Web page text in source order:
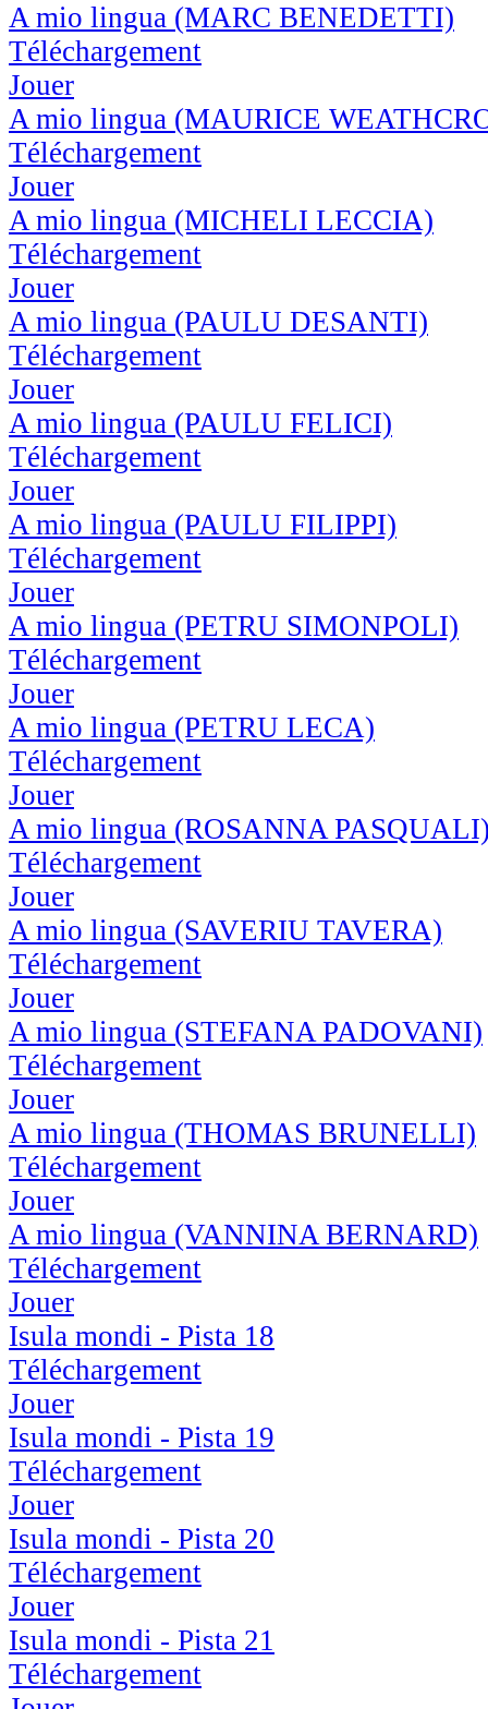
A mio lingua (MARC BENEDETTI)
Téléchargement
Jouer
A mio lingua (MAURICE
Téléchargement
Jouer
A mio lingua (MICHELI LECCIA)
Téléchargement
Jouer
A mio lingua (PAULU DESANTI)
Téléchargement
Jouer
A mio lingua (PAULU FELICI)
Téléchargement
Jouer
A mio lingua (PAULU FILIPPI)
Téléchargement
Jouer
A mio lingua (PETRU SIMONPOLI)
Téléchargement
Jouer
A mio lingua (PETRU LECA)
Téléchargement
Jouer
A mio lingua (ROSANNA
Téléchargement
Jouer
A mio lingua (SAVERIU TAVERA)
Téléchargement
Jouer
A mio lingua (STEFANA PADOVANI)
Téléchargement
Jouer
A mio lingua (THOMAS BRUNELLI)
Téléchargement
Jouer
A mio lingua (VANNINA BERNARD)
Téléchargement
Jouer
Isula mondi - Pista 18
Téléchargement
Jouer
Isula mondi - Pista 19
Téléchargement
Jouer
Isula mondi - Pista 20
Téléchargement
Jouer
Isula mondi - Pista 21
Téléchargement